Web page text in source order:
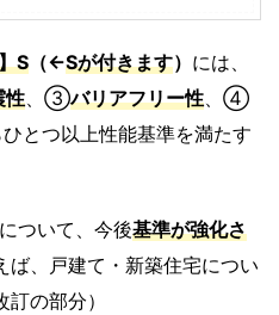
S （←Sが付きます） には、
性、③バリアフリー性、④
とつ以上性能基準を満たす
について、今後基準が強化さ
ば、戸建て・新築住宅につい
の部分）